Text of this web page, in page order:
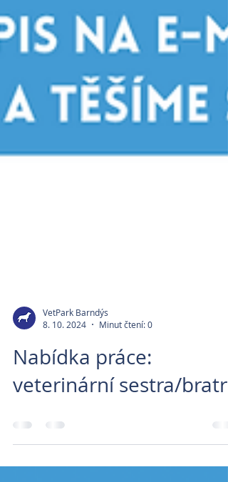
VetPark Barndýs
8. 10. 2024
Minut čtení: 0
Nabídka práce: